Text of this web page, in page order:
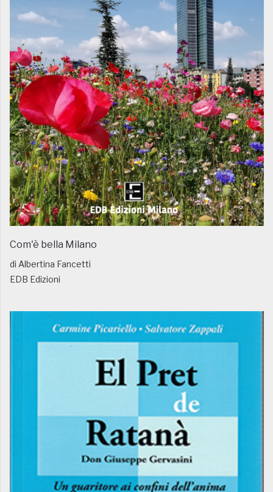
Com'è bella Milano
di Albertina Fancetti
EDB Edizioni